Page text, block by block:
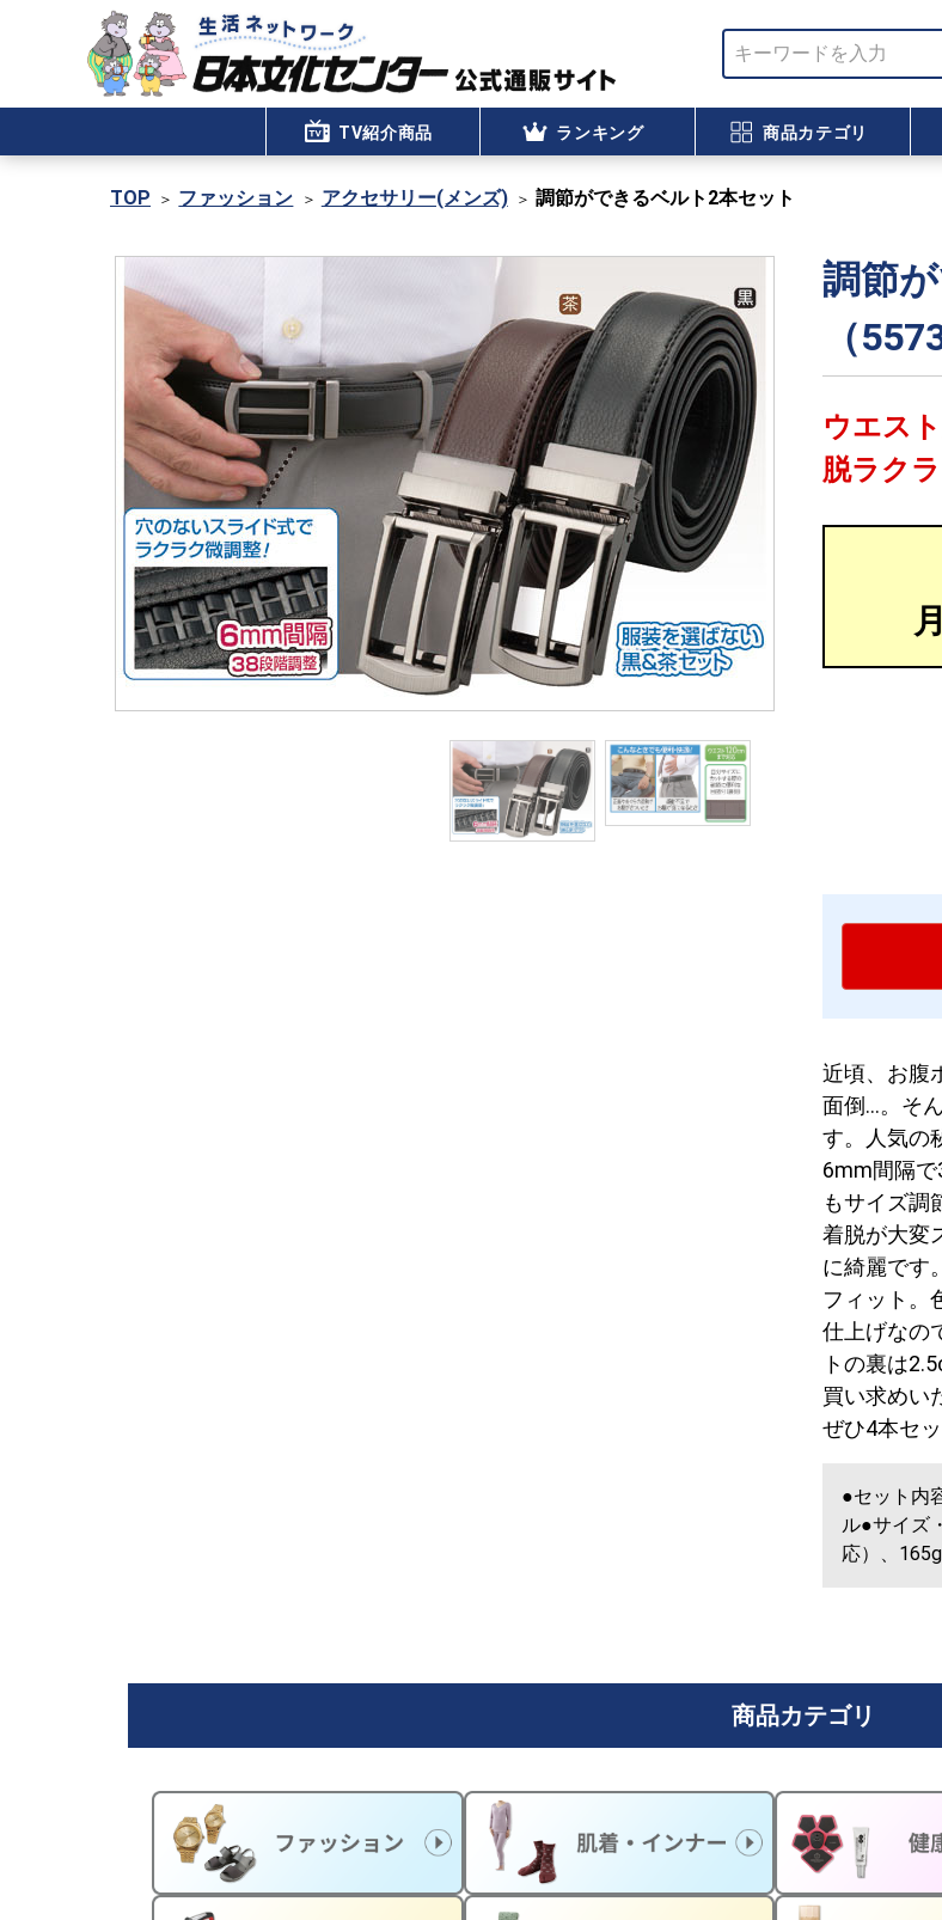
TV紹介商品 ランキング 商品カテゴリ
TOP ファッション アクセサリー(メンズ) 調節ができるベルト2本セット
調節
（
ウエス
脱ラク
近頃、お腹
面倒…。そ
す。人気の
6mm間隔
もサイズ調
着脱が大変
に綺麗です
フィット。
仕上げなの
トの裏は
買い求めい
ぜひ4本セ
●セット内
ル●サイズ
応）、
商品カテゴリ